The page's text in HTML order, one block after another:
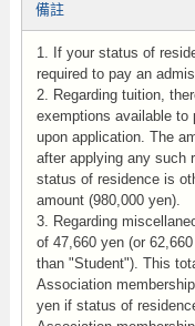
備註
1. If your status of
required to pay an
2. Regarding tuition,
exemptions available to
upon application. The
after applying any such
status of residence is
amount (980,000 yen).
3. Regarding
of 47,660 yen (or
than "Student"). This
Association
yen if status of